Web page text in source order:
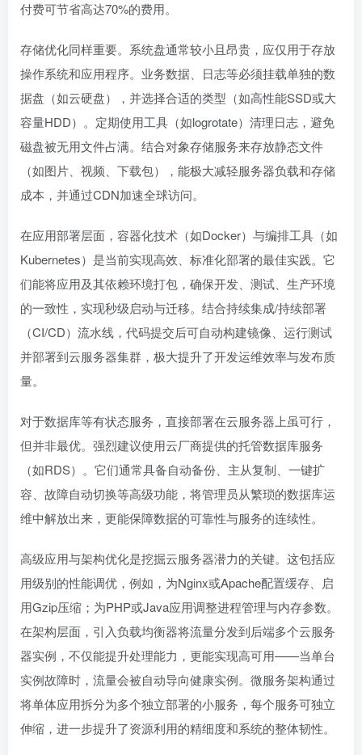
付费可节省高达70%的费用。
存储优化同样重要。系统盘通常较小且昂贵，应仅用于存放
操作系统和应用程序。业务数据、日志等必须挂载单独的数
据盘（如云硬盘），并选择合适的类型（如高性能SSD或大
容量HDD）。定期使用工具（如logrotate）清理日志，避免
磁盘被无用文件占满。结合对象存储服务来存放静态文件
（如图片、视频、下载包），能极大减轻服务器负载和存储
成本，并通过CDN加速全球访问。
在应用部署层面，容器化技术（如Docker）与编排工具（如
Kubernetes）是当前实现高效、标准化部署的最佳实践。它
们能将应用及其依赖环境打包，确保开发、测试、生产环境
的一致性，实现秒级启动与迁移。结合持续集成/持续部署
（CI/CD）流水线，代码提交后可自动构建镜像、运行测试
并部署到云服务器集群，极大提升了开发运维效率与发布质
量。
对于数据库等有状态服务，直接部署在云服务器上虽可行，
但并非最优。强烈建议使用云厂商提供的托管数据库服务
（如RDS）。它们通常具备自动备份、主从复制、一键扩
容、故障自动切换等高级功能，将管理员从繁琐的数据库运
维中解放出来，更能保障数据的可靠性与服务的连续性。
高级应用与架构优化是挖掘云服务器潜力的关键。这包括应
用级别的性能调优，例如，为Nginx或Apache配置缓存、启
用Gzip压缩；为PHP或Java应用调整进程管理与内存参数。
在架构层面，引入负载均衡器将流量分发到后端多个云服务
器实例，不仅能提升处理能力，更能实现高可用——当单台
实例故障时，流量会被自动导向健康实例。微服务架构通过
将单体应用拆分为多个独立部署的小服务，每个服务可独立
伸缩，进一步提升了资源利用的精细度和系统的整体韧性。